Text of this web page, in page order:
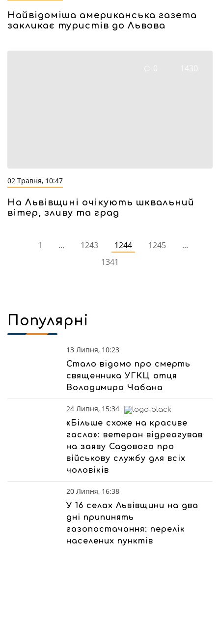
Найвідоміша американська газета
закликає туристів до Львова
0 1430
02 Травня, 10:47
На Львівщині очікують шквальний
вітер, зливу та град
1 ... 1243 1244 1245
...
1341
Популярні
13 Липня, 10:23
Стало відомо про смерть
священника УГКЦ отця
Володимира Чабана
24 Липня, 15:34
«Більше схоже на красиве
гасло»: ветеран відреагував
на заяву Садового про
військову службу для всіх
чоловіків
20 Липня, 16:38
У 16 селах Львівщини на два
дні припинять
газопостачання: перелік
населених пунктів